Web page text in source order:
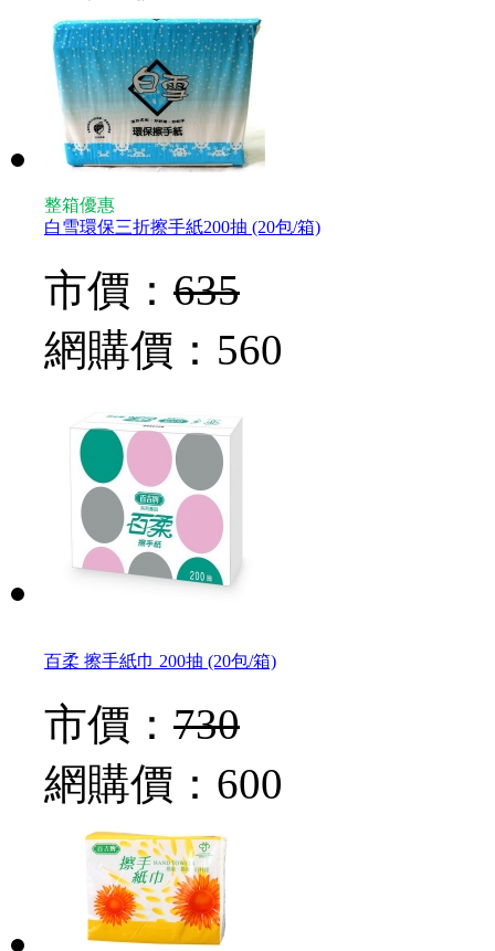
整箱優惠
白雪環保三折擦手紙200抽 (20包/箱)
市價： 635
網購價： 560
百柔 擦手紙巾 200抽 (20包/箱)
市價： 730
網購價： 600